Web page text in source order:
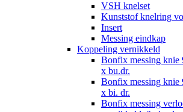
VSH knelset
Kunststof knelring
Insert
Messing eindkap
Koppeling vernikkeld
Bonfix messing knie
x bu.dr.
Bonfix messing knie
x bi. dr.
Bonfix messing